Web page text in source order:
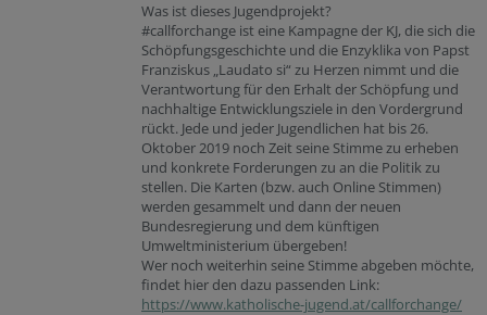
Was ist dieses Jugendprojekt?
#callforchange ist eine Kampagne der KJ, die sich die
Schöpfungsgeschichte und die Enzyklika von Papst
Franziskus „Laudato si“ zu Herzen nimmt und die
Verantwortung für den Erhalt der Schöpfung und
nachhaltige Entwicklungsziele in den Vordergrund
rückt. Jede und jeder Jugendlichen hat bis 26.
Oktober 2019 noch Zeit seine Stimme zu erheben
und konkrete Forderungen zu an die Politik zu
stellen. Die Karten (bzw. auch Online Stimmen)
werden gesammelt und dann der neuen
Bundesregierung und dem künftigen
Umweltministerium übergeben!
Wer noch weiterhin seine Stimme abgeben möchte,
findet hier den dazu passenden Link:
https://www.katholische-jugend.at/callforchange/